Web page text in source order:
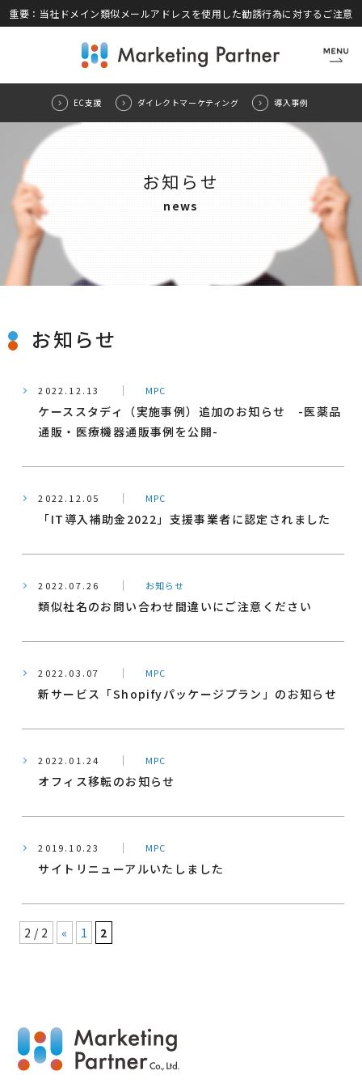
CLOSE
重要：当社ドメイン類似メールアドレスを使用した勧誘行為に対するご注意
EC支援 ダイレクトマーケティング 導入事例
お知らせ
news
お知らせ
2022.12.13 MPC
ケーススタディ（実施事例）追加のお知らせ -医薬品
通販・医療機器通販事例を公開-
2022.12.05 MPC
「IT導入補助金2022」支援事業者に認定されました
2022.07.26 お知らせ
類似社名のお問い合わせ間違いにご注意ください
2022.03.07 MPC
新サービス「Shopifyパッケージプラン」のお知らせ
2022.01.24 MPC
オフィス移転のお知らせ
2019.10.23 MPC
サイトリニューアルいたしました
2 / 2 « 1 2